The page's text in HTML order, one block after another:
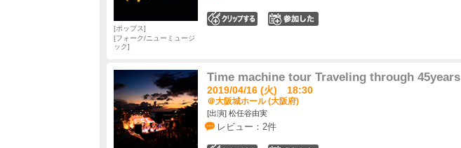
ポップス
フォーク/ニューミュージ
ック
Time machine tour Traveling through 45years
2019/04/16 (火) 18:30
＠大阪城ホール (大阪府)
[出演] 松任谷由実
レビュー：2件